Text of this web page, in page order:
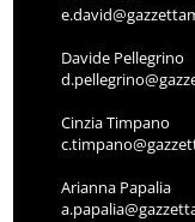
Davide Pellegrino
Cinzia Timpano
Arianna Papalia